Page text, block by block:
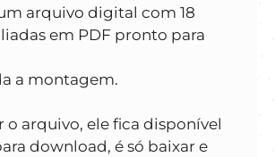
um arquivo digital com 18
em PDF pronto para
a montagem.
o arquivo, ele fica disponível
download, é só baixar e